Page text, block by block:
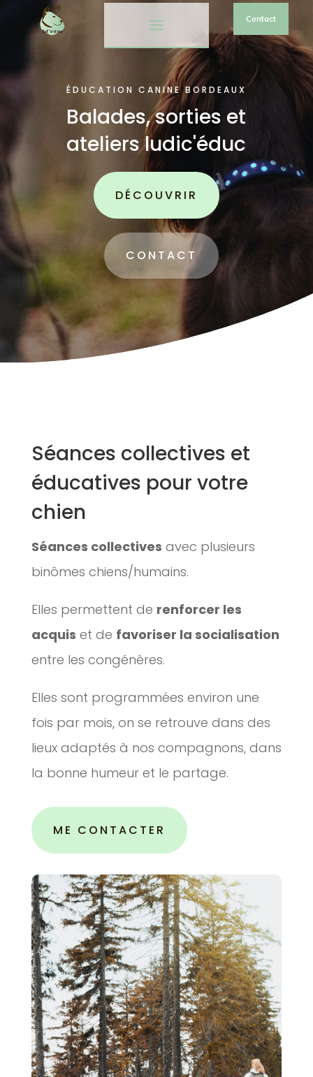
Contact
ÉDUCATION CANINE BORDEAUX
Balades, sorties et
ateliers ludic'éduc
DÉCOUVRIR
CONTACT
Séances collectives et
éducatives pour votre
chien
Séances collectives avec plusieurs
binômes chiens/humains.
Elles permettent de renforcer les
acquis et de favoriser la socialisation
entre les congénères.
Elles sont programmées environ une
fois par mois, on se retrouve dans des
lieux adaptés à nos compagnons, dans
la bonne humeur et le partage.
ME CONTACTER